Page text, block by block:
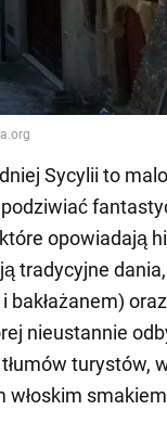
Sycylii to
opowiadają
tradycyjne
nieustannie
turystów,
włoskim